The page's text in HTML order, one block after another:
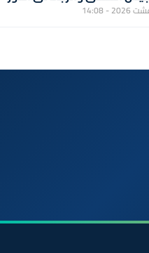
الثاني